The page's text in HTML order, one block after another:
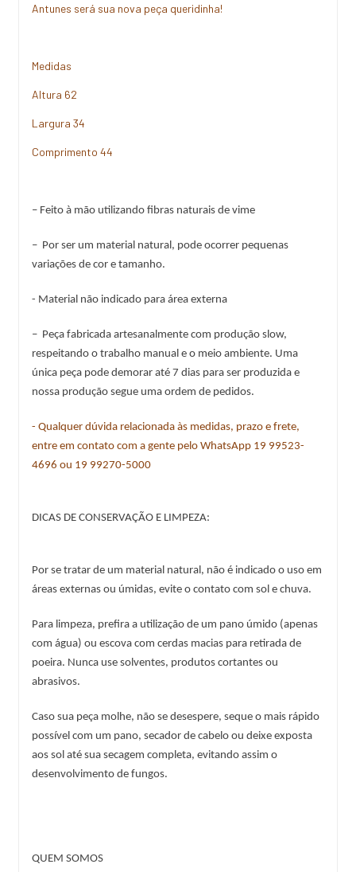
Antunes será sua nova peça queridinha!
Medidas
Altura 62
Largura 34
Comprimento 44
– Feito à mão utilizando fibras naturais de vime
–  Por ser um material natural, pode ocorrer pequenas
variações de cor e tamanho.
- Material não indicado para área externa
–  Peça fabricada artesanalmente com produção slow,
respeitando o trabalho manual e o meio ambiente. Uma
única peça pode demorar até 7 dias para ser produzida e
nossa produção segue uma ordem de pedidos.
- Qualquer dúvida relacionada às medidas, prazo e frete,
entre em contato com a gente pelo WhatsApp 19 99523-
4696 ou 19 99270-5000
DICAS DE CONSERVAÇÃO E LIMPEZA:
Por se tratar de um material natural, não é indicado o uso em
áreas externas ou úmidas, evite o contato com sol e chuva.
Para limpeza, prefira a utilização de um pano úmido (apenas
com água) ou escova com cerdas macias para retirada de
poeira. Nunca use solventes, produtos cortantes ou
abrasivos.
Caso sua peça molhe, não se desespere, seque o mais rápido
possível com um pano, secador de cabelo ou deixe exposta
aos sol até sua secagem completa, evitando assim o
desenvolvimento de fungos.
QUEM SOMOS